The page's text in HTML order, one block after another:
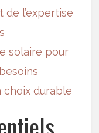
de l’expertise
solaire pour
choix durable